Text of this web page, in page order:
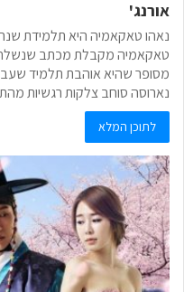
אורנג'
נאהו טאקאמיה היא תלמידת
טאקאמיה מקבלת מכתב
מסופר שהיא אוהבת תלמיד
נארוסה סוחב צלקות רגשיות
לתוכן המלא